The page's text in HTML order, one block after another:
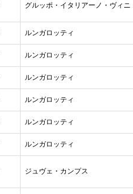
グルッポ・イタリアーノ・ヴィニ
ルンガロッティ
ルンガロッティ
ルンガロッティ
ルンガロッティ
ルンガロッティ
ルンガロッティ
ジュヴェ・カンプス